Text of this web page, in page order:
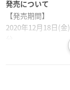
発売について
【発売期間】
2020年12月18日(